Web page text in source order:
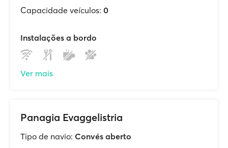
Capacidade veículos: 0
Instalações a bordo
Ver mais
Panagia Evaggelistria
Tipo de navio: Convés aberto